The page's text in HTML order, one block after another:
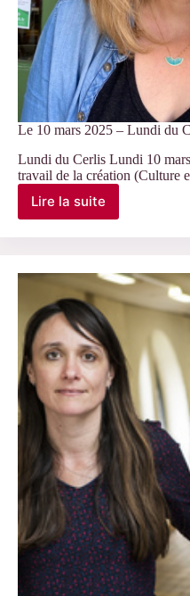
Le 10 mars 2025 – Lundi du
Lundi du Cerlis Lundi 10
travail de la création (Culture
Lire la suite
Le
–
Lundi
du
CERLIS